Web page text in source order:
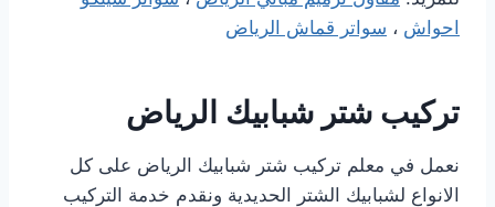
احواش ، سواتر قماش الرياض
تركيب شتر شبابيك الرياض
نعمل في معلم تركيب شتر شبابيك الرياض على كل
الانواع لشبابيك الشتر الحديدية ونقدم خدمة التركيب